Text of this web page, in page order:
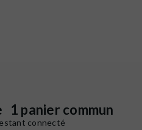
panier commun
connecté